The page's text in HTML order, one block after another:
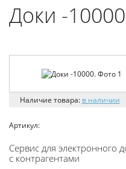
Доки -10000
Наличие товара: в наличии
Артикул:
Cервис для электронного
с контрагентами